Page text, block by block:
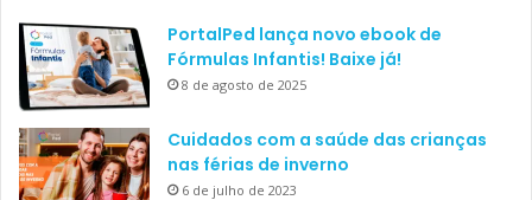
PortalPed lança novo ebook de
Fórmulas Infantis! Baixe já!
8 de agosto de 2025
Cuidados com a saúde das crianças
nas férias de inverno
6 de julho de 2023